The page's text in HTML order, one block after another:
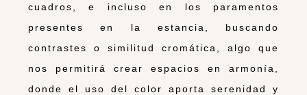
cuadros, e incluso en los paramentos
presentes en la estancia, buscando
contrastes o similitud cromática, algo que
nos permitirá crear espacios en armonía,
donde el uso del color aporta serenidad y